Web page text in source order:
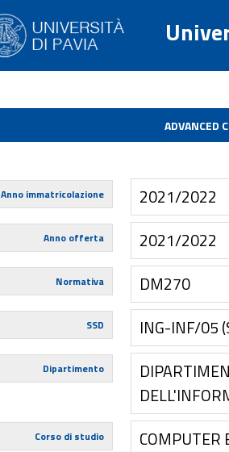
ADVANCED
Anno immatricolazione 2021/2022
Anno offerta 2021/2022
Normativa DM270
SSD ING-INF/05
Dipartimento
Corso di studio COMPUTER